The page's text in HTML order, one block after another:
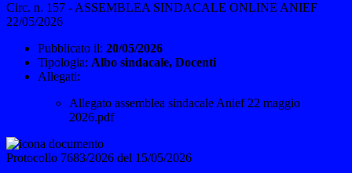
Circ. n. 157 - ASSEMBLEA SINDACALE ONLINE ANIEF
22/05/2026
Pubblicato il: 20/05/2026
Tipologia: Albo sindacale, Docenti
Allegati:
Allegato assemblea sindacale Anief 22 maggio
2026.pdf
Protocollo 7683/2026 del 15/05/2026